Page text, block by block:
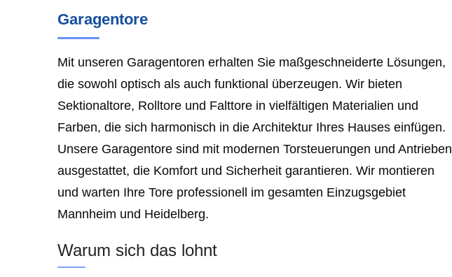
Garagentore
Mit unseren Garagentoren erhalten Sie maßgeschneiderte Lösungen,
die sowohl optisch als auch funktional überzeugen. Wir bieten
Sektionaltore, Rolltore und Falttore in vielfältigen Materialien und
Farben, die sich harmonisch in die Architektur Ihres Hauses einfügen.
Unsere Garagentore sind mit modernen Torsteuerungen und Antrieben
ausgestattet, die Komfort und Sicherheit garantieren. Wir montieren
und warten Ihre Tore professionell im gesamten Einzugsgebiet
Mannheim und Heidelberg.
Warum sich das lohnt